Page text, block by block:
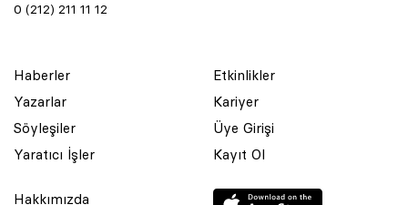
0 (212) 211 11 12
Haberler
Yazarlar
Söyleşiler
Yaratıcı İşler
Etkinlikler
Kariyer
Üye Girişi
Kayıt Ol
Hakkımızda